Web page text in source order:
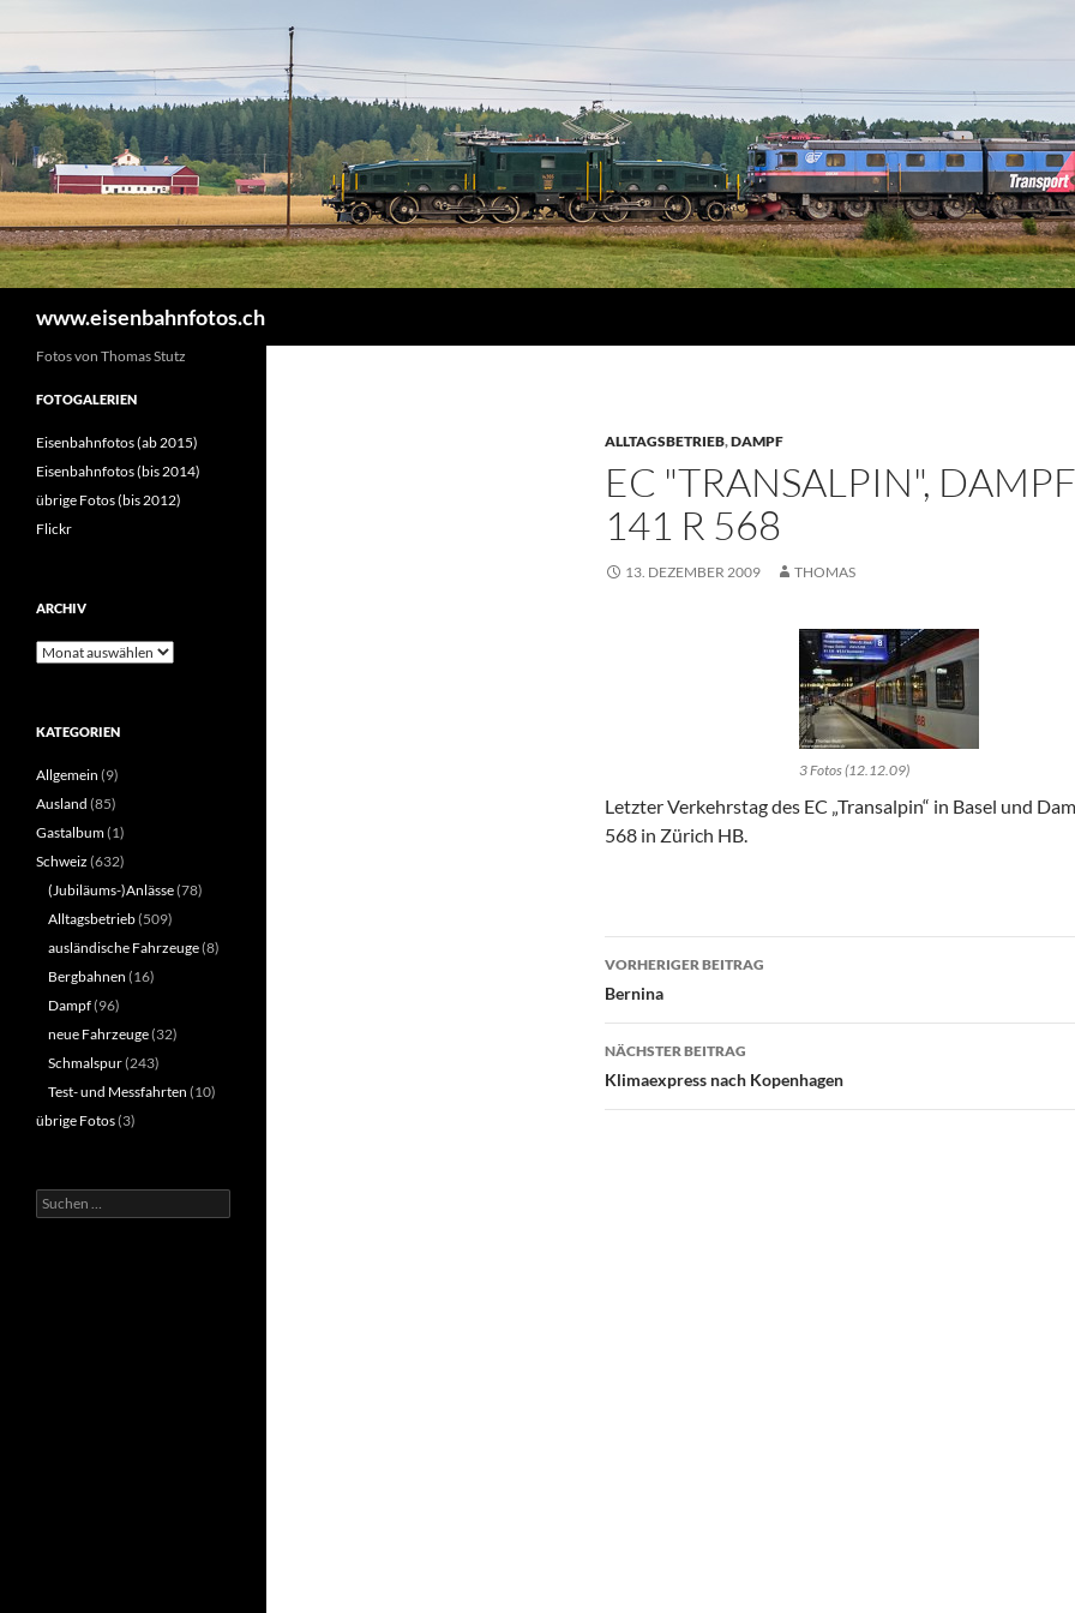
springen
www.eisenbahnfotos.ch
ALLTAGSBETRIEB,DAMPF
EC "TRANSALPIN",
141 R 568
13. DEZEMBER 2009 THOMAS
3 Fotos (12.12.09)
Letzter Verkehrstag des EC „Transalpin“ in Basel und
568 in Zürich HB.
Beitragsnavigation
VORHERIGER BEITRAG
Bernina
NÄCHSTER BEITRAG
Klimaexpress nach Kopenhagen
Fotos von Thomas Stutz
FOTOGALERIEN
Eisenbahnfotos (ab 2015)
Eisenbahnfotos (bis 2014)
übrige Fotos (bis 2012)
Flickr
ARCHIV
Archiv
KATEGORIEN
Allgemein (9)
Ausland (85)
Gastalbum(1)
Schweiz (632)
(Jubiläums-)Anlässe(78)
Alltagsbetrieb(509)
ausländische Fahrzeuge(8)
Bergbahnen (16)
Dampf(96)
neue Fahrzeuge(32)
Schmalspur(243)
Test- und Messfahrten (10)
übrige Fotos(3)
Suchen
nach: